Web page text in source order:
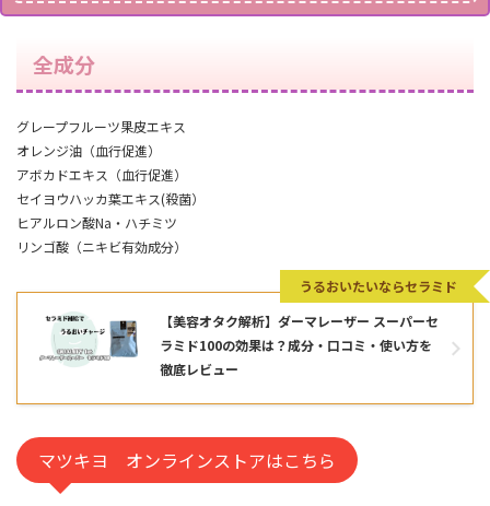
全成分
グレープフルーツ果皮エキス
オレンジ油（血行促進）
アボカドエキス（血行促進）
セイヨウハッカ葉エキス(殺菌）
ヒアルロン酸Na ・ ハチミツ
リンゴ酸（ニキビ有効成分）
【美容オタク解析】ダーマレーザー スーパーセ
ラミド100の効果は？成分・口コミ・使い方を
徹底レビュー
うるおいたいならセラミド
マツキヨ オンラインストアはこちら